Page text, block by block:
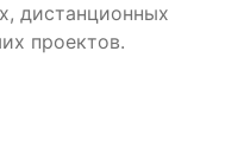
дистанционных
проектов.